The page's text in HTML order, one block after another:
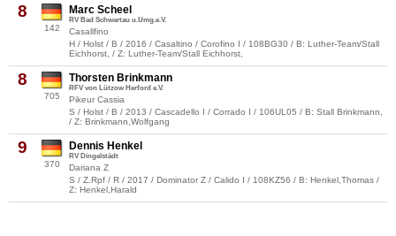
8
142
Marc Scheel
RV Bad Schwartau u.Umg.e.V.
Casallfino
H / Holst / B / 2016 / Casaltino / Corofino I / 108BG30 / B: Luther-Team/Stall
Eichhorst, / Z: Luther-Team/Stall Eichhorst,
8
705
Thorsten Brinkmann
RFV von Lützow Herford e.V.
Pikeur Cassia
S / Holst / B / 2013 / Cascadello I / Corrado I / 106UL05 / B: Stall Brinkmann,
/ Z: Brinkmann,Wolfgang
9
370
Dennis Henkel
RV Dingelstädt
Dariana Z
S / Z.Rpf / R / 2017 / Dominator Z / Calido I / 108KZ56 / B: Henkel,Thomas /
Z: Henkel,Harald